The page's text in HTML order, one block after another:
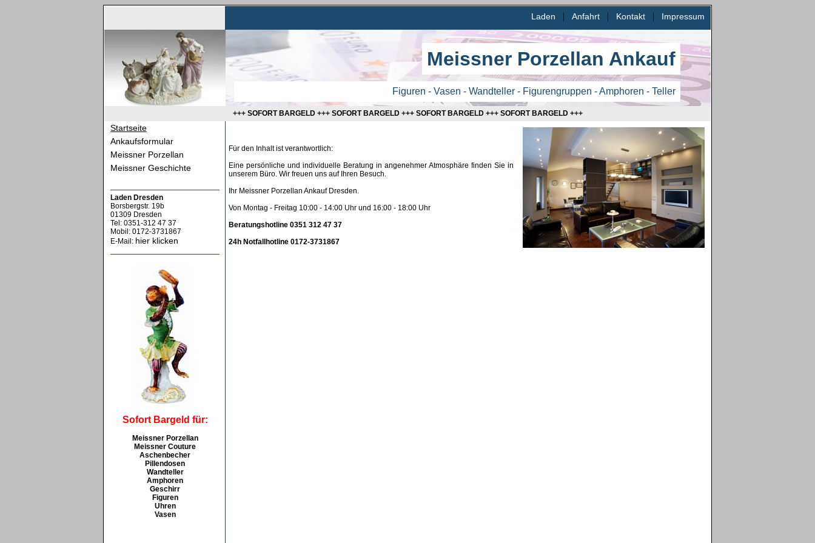
Laden | Anfahrt | Kontakt | Impressum
Meissner Porzellan Ankauf
Figuren - Vasen - Wandteller - Figurengruppen - Amphoren - Teller
+++ SOFORT BARGELD +++ SOFORT BARGELD +++ SOFORT BARGELD +++ SOFORT BARGELD +++
Startseite
Ankaufsformular
Meissner Porzellan
Meissner Geschichte
Laden Dresden
Borsbergstr. 19b
01309 Dresden
Tel: 0351-312 47 37
Mobil: 0172-3731867
E-Mail: hier klicken
Sofort Bargeld für:
Meissner Porzellan
Meissner Couture
Aschenbecher
Pillendosen
Wandteller
Amphoren
Geschirr
Figuren
Uhren
Vasen
Für den Inhalt ist verantwortlich:
Eine persönliche und individuelle Beratung in angenehmer Atmosphäre finden Sie in
unserem Büro. Wir freuen uns auf Ihren Besuch.
Ihr Meissner Porzellan Ankauf Dresden.
Von Montag - Freitag 10:00 - 14:00 Uhr und 16:00 - 18:00 Uhr
Beratungshotline 0351 312 47 37
24h Notfallhotline 0172-3731867